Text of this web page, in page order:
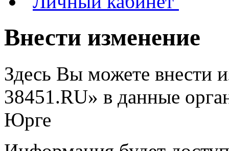
Внести изменение
Здесь Вы можете внести
38451.RU» в данные
Юрге